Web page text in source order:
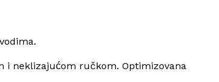
i neklizajućom ručkom. Optimizovana